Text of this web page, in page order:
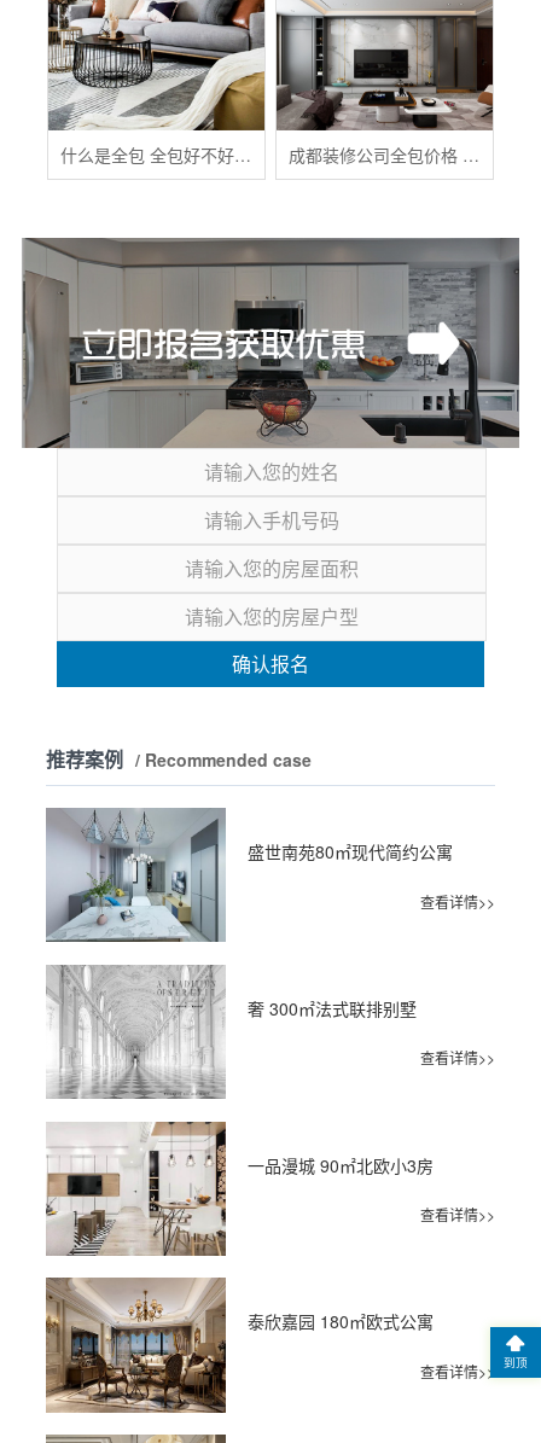
什么是全包 全包好不好 全包装修注意事项有哪些 成都装修公司全包价格 成都全包装修多少钱一平
确认报名
推荐案例 / Recommended case
盛世南苑80㎡现代简约公寓
查看详情>>
奢 300㎡法式联排别墅
查看详情>>
一品漫城 90㎡北欧小3房
查看详情>>
泰欣嘉园 180㎡欧式公寓
查看详情>> 到顶